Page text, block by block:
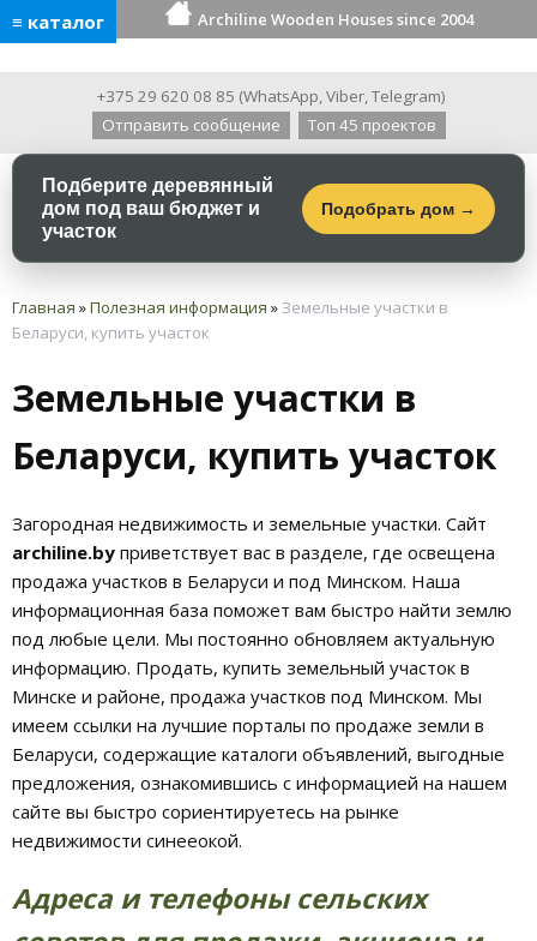
≡ каталог Archiline Wooden Houses since 2004
+375 29 620 08 85 (WhatsApp,Viber,Telegram)
Отправить сообщение
Топ 45 проектов
Подберите деревянный
дом под ваш бюджет и
участок
Подобрать дом →
Главная »Полезная информация »Земельные участки в
Беларуси, купить участок
Земельные участки в
Беларуси, купить участок
Загородная недвижимость и земельные участки. Сайт
archiline.by приветствует вас в разделе, где освещена
продажа участков в Беларуси и под Минском. Наша
информационная база поможет вам быстро найти землю
под любые цели. Мы постоянно обновляем актуальную
информацию. Продать, купить земельный участок в
Минске и районе, продажа участков под Минском. Мы
имеем ссылки на лучшие порталы по продаже земли в
Беларуси, содержащие каталоги объявлений, выгодные
предложения, ознакомившись с информацией на нашем
сайте вы быстро сориентируетесь на рынке
недвижимости синееокой.
Адреса и телефоны сельских